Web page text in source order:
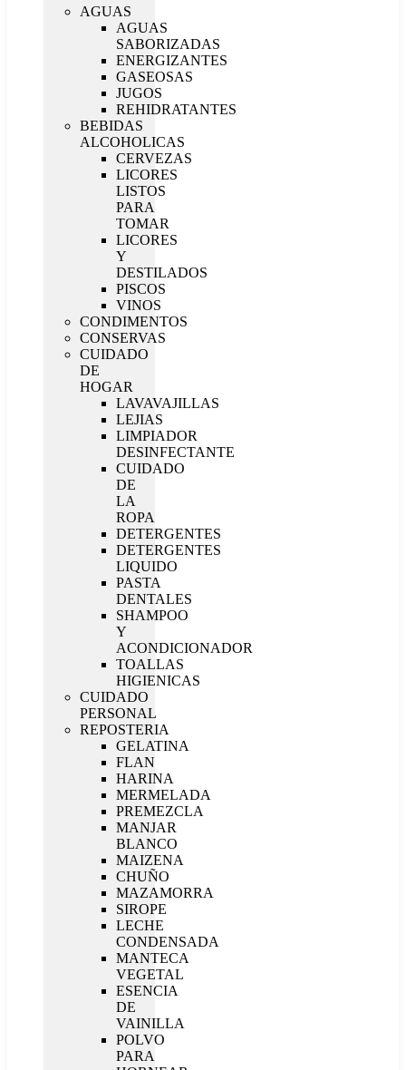
AGUAS
AGUAS
SABORIZADAS
ENERGIZANTES
GASEOSAS
JUGOS
REHIDRATANTES
BEBIDAS
ALCOHOLICAS
CERVEZAS
LICORES
LISTOS
PARA
TOMAR
LICORES
Y
DESTILADOS
PISCOS
VINOS
CONDIMENTOS
CONSERVAS
CUIDADO
DE
HOGAR
LAVAVAJILLAS
LEJIAS
LIMPIADOR
DESINFECTANTE
CUIDADO
DE
LA
ROPA
DETERGENTES
DETERGENTES
LIQUIDO
PASTA
DENTALES
SHAMPOO
Y
ACONDICIONADOR
TOALLAS
HIGIENICAS
CUIDADO
PERSONAL
REPOSTERIA
GELATINA
FLAN
HARINA
MERMELADA
PREMEZCLA
MANJAR
BLANCO
MAIZENA
CHUÑO
MAZAMORRA
SIROPE
LECHE
CONDENSADA
MANTECA
VEGETAL
ESENCIA
DE
VAINILLA
POLVO
PARA